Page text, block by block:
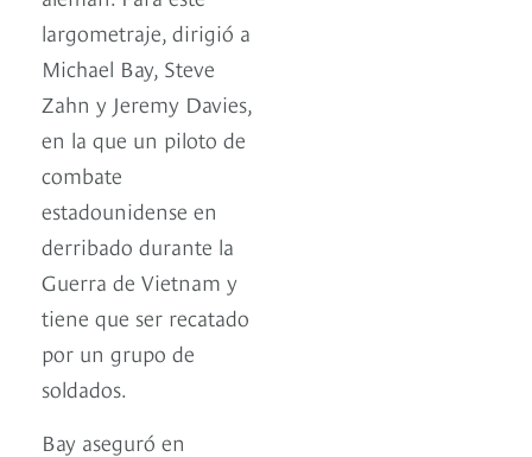
largometraje, dirigió a
Michael Bay, Steve
Zahn y Jeremy Davies,
en la que un piloto de
combate
estadounidense en
derribado durante la
Guerra de Vietnam y
tiene que ser recatado
por un grupo de
soldados.
Bay aseguró en